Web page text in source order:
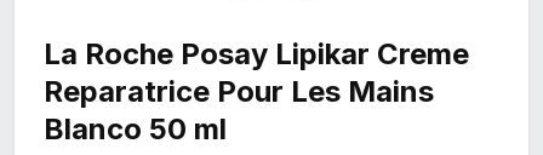
La Roche Posay Lipikar Creme
Reparatrice Pour Les Mains
Blanco 50 ml